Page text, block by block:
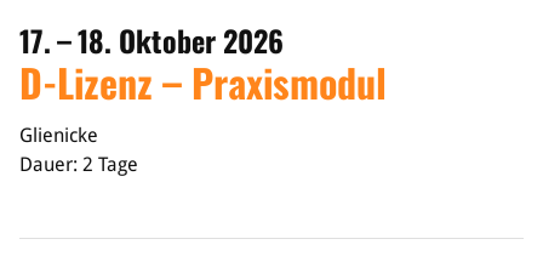
17. – 18. Oktober 2026
D-Lizenz – Praxismodul
Glienicke
Dauer: 2 Tage